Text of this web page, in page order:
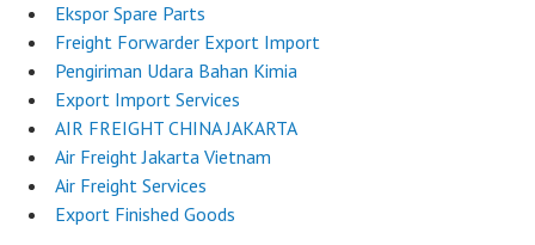
Ekspor Spare Parts
Freight Forwarder Export Import
Pengiriman Udara Bahan Kimia
Export Import Services
AIR FREIGHT CHINA JAKARTA
Air Freight Jakarta Vietnam
Air Freight Services
Export Finished Goods